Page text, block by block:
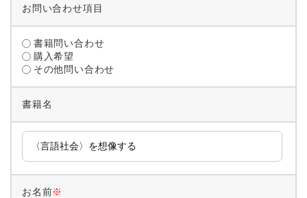
お問い合わせ項目
書籍問い合わせ
購入希望
その他問い合わせ
書籍名
お名前※